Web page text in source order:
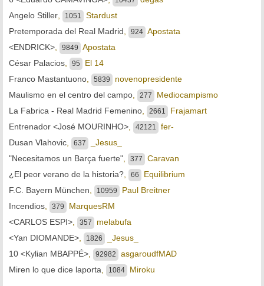
Angelo Stiller
1051
Stardust
Pretemporada del Real Madrid
924 Apostata
<ENDRICK>
9849
Apostata
César Palacios
95
El 14
Franco Mastantuono
5839
novenopresidente
Maulismo en el centro del campo
277
Mediocampismo
La Fabrica - Real Madrid Femenino
2661
Frajamart
Entrenador <José MOURINHO>
42121
fer-
Dusan Vlahovic
637
_Jesus_
"Necesitamos un Barça fuerte"
377
Caravan
¿El peor verano de la historia?
66
Equilibrium
F.C. Bayern München
10959
Paul Breitner
Incendios
379
MarquesRM
<CARLOS ESPI>
357
melabufa
<Yan DIOMANDE>
1826
_Jesus_
10 <Kylian MBAPPÉ>
92982
asgaroudfMAD
Miren lo que dice laporta
1084 Miroku